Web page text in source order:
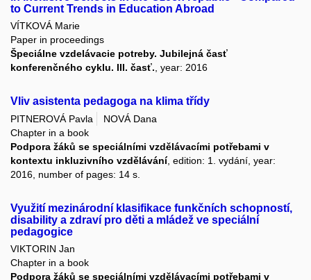
to Current Trends in Education Abroad
VÍTKOVÁ Marie
Paper in proceedings
Špeciálne vzdelávacie potreby. Jubilejná časť
konferenčného cyklu. III. časť., year: 2016
Vliv asistenta pedagoga na klima třídy
PITNEROVÁ Pavla
NOVÁ Dana
Chapter in a book
Podpora žáků se speciálními vzdělávacími potřebami v
kontextu inkluzivního vzdělávání, edition: 1. vydání, year:
2016, number of pages: 14 s.
Využití mezinárodní klasifikace funkčních schopností,
disability a zdraví pro děti a mládež ve speciální
pedagogice
VIKTORIN Jan
Chapter in a book
Podpora žáků se speciálními vzdělávacími potřebami v